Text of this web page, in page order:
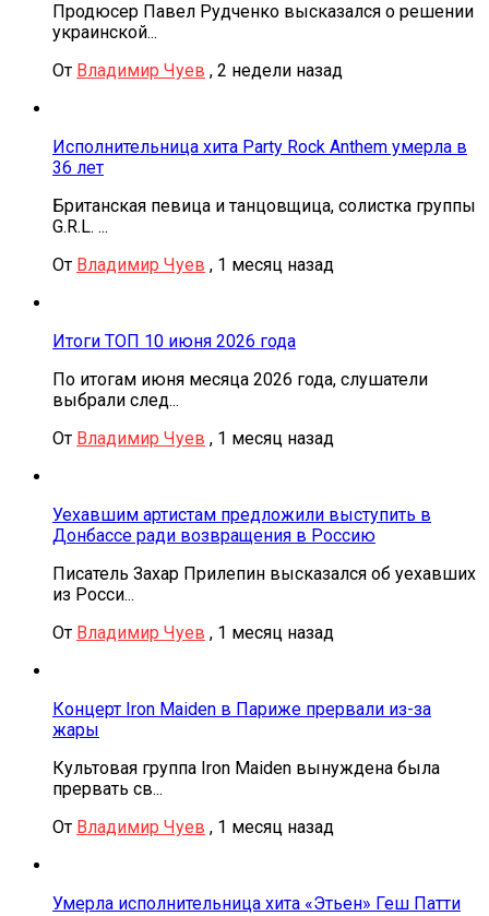
Продюсер Павел Рудченко высказался о решении
украинской...
От Владимир Чуев , 2 недели назад
Исполнительница хита Party Rock Anthem умерла в
36 лет
Британская певица и танцовщица, солистка группы
G.R.L. ...
От Владимир Чуев , 1 месяц назад
Итоги ТОП 10 июня 2026 года
По итогам июня месяца 2026 года, слушатели
выбрали след...
От Владимир Чуев , 1 месяц назад
Уехавшим артистам предложили выступить в
Донбассе ради возвращения в Россию
Писатель Захар Прилепин высказался об уехавших
из Росси...
От Владимир Чуев , 1 месяц назад
Концерт Iron Maiden в Париже прервали из-за
жары
Культовая группа Iron Maiden вынуждена была
прервать св...
От Владимир Чуев , 1 месяц назад
Умерла исполнительница хита «Этьен» Геш Патти